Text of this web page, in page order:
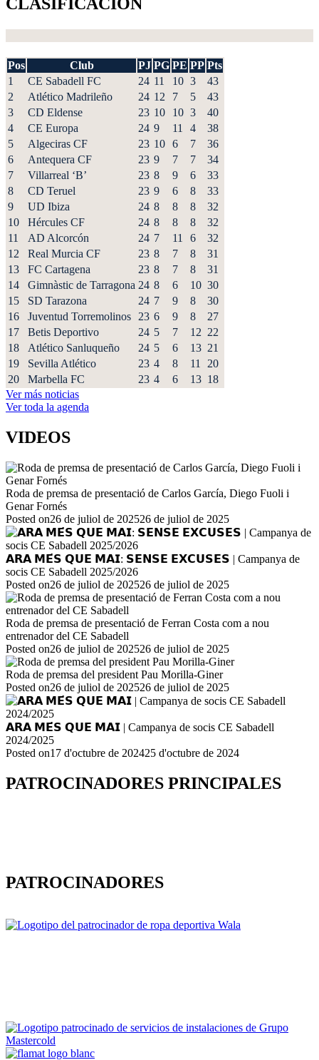
CLASIFICACIÓN
Pos Club PJ PG PE PP Pts
1
CE Sabadell FC 24 11 10 3
43
2
Atlético Madrileño 24 12 7 5
43
3
CD Eldense 23 10 10 3
40
4
CE Europa 24 9 11 4
38
5
Algeciras CF 23 10 6 7
36
6
Antequera CF 23 9 7 7
34
7
Villarreal ‘B’ 23 8 9 6
33
8
CD Teruel 23 9 6 8
33
9
UD Ibiza 24 8 8 8
32
10
Hércules CF 24 8 8 8
32
11
AD Alcorcón 24 7 11 6
32
12
Real Murcia CF 23 8 7 8
31
13
FC Cartagena 23 8 7 8
31
14
Gimnàstic de Tarragona 24 8 6 10 30
15
SD Tarazona 24 7 9 8
30
16
Juventud Torremolinos 23 6 9 8
27
17
Betis Deportivo 24 5 7 12 22
18
Atlético Sanluqueño 24 5 6 13 21
19
Sevilla Atlético 23 4 8 11
20
20
Marbella FC 23 4 6 13 18
Ver más noticias
Ver toda la agenda
VIDEOS
Roda de premsa de presentació de Carlos García, Diego Fuoli i
Genar Fornés
Posted on26 de juliol de 202526 de juliol de 2025
𝗔𝗥𝗔 𝗠𝗘́𝗦 𝗤𝗨𝗘 𝗠𝗔𝗜: 𝗦𝗘𝗡𝗦𝗘 𝗘𝗫𝗖𝗨𝗦𝗘𝗦 | Campanya de
socis CE Sabadell 2025/2026
Posted on26 de juliol de 202526 de juliol de 2025
Roda de premsa de presentació de Ferran Costa com a nou
entrenador del CE Sabadell
Posted on26 de juliol de 202526 de juliol de 2025
Roda de premsa del president Pau Morilla-Giner
Posted on26 de juliol de 202526 de juliol de 2025
𝗔𝗥𝗔 𝗠𝗘́𝗦 𝗤𝗨𝗘 𝗠𝗔𝗜 | Campanya de socis CE Sabadell
2024/2025
Posted on17 d'octubre de 202425 d'octubre de 2024
PATROCINADORES PRINCIPALES
PATROCINADORES